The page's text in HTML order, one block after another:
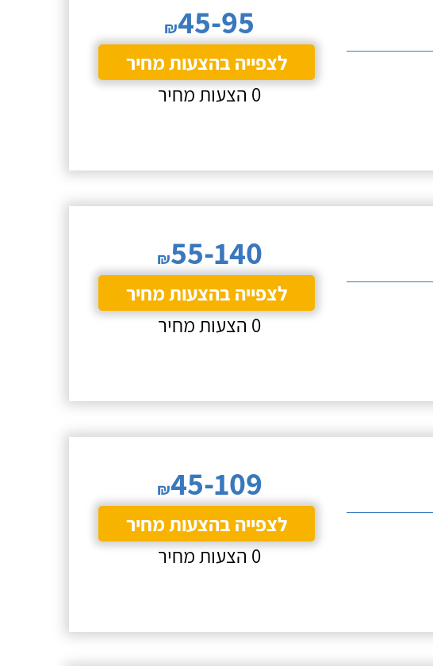
₪45-95
לצפייה בהצעות מחיר
0 הצעות מחיר
₪55-140
לצפייה בהצעות מחיר
0 הצעות מחיר
₪45-109
לצפייה בהצעות מחיר
0 הצעות מחיר